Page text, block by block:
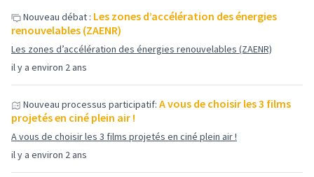
il y a environ 2 ans
Nouveau débat : Les zones d’accélération des énergies
renouvelables (ZAENR)
Les zones d’accélération des énergies renouvelables (ZAENR)
il y a environ 2 ans
Nouveau processus participatif: A vous de choisir les 3 films
projetés en ciné plein air !
A vous de choisir les 3 films projetés en ciné plein air !